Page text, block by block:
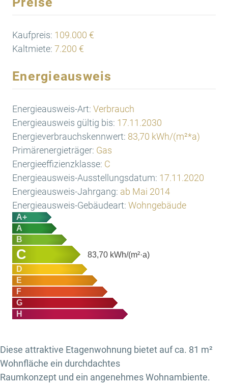
Kaufpreis: 109.000 €
Kaltmiete: 7.200 €
Energieausweis
Energieausweis-Art: Verbrauch
Energieausweis gültig bis: 17.11.2030
Energieverbrauchskennwert: 83,70 kWh/(m²*a)
Primärenergieträger: Gas
Energieeffizienzklasse: C
Energieausweis-Ausstellungsdatum: 17.11.2020
Energieausweis-Jahrgang: ab Mai 2014
Energieausweis-Gebäudeart: Wohngebäude
A+
A
B
C 83,70 kWh/(m²·a)
D
E
F
G
H
Diese attraktive Etagenwohnung bietet auf ca. 81 m²
Wohnfläche ein durchdachtes
Raumkonzept und ein angenehmes Wohnambiente.